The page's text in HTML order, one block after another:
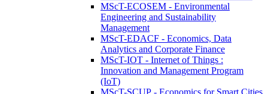
MScT-ECOSEM - Environmental
Engineering and Sustainability
Management
MScT-EDACF - Economics, Data
Analytics and Corporate Finance
MScT-IOT - Internet of Things :
Innovation and Management Program
(IoT)
MScT-SCUP - Economics for Smart Cities